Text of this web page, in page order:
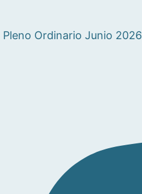
Pleno Ordinario Junio 2026